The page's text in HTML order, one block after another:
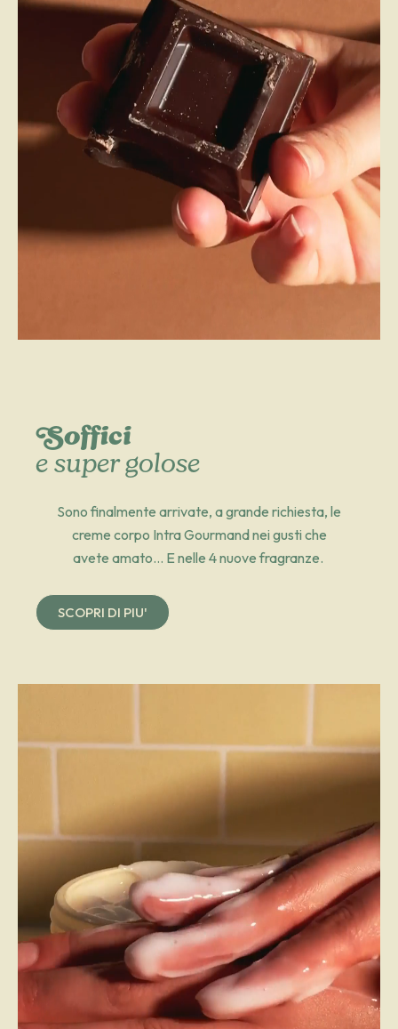
Soffici
e super golose
Sono finalmente arrivate, a grande richiesta, le
creme corpo Intra Gourmand nei gusti che
avete amato… E nelle 4 nuove fragranze.
SCOPRI DI PIU'